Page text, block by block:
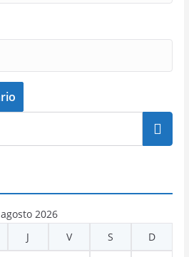
agosto 2026
J V S D